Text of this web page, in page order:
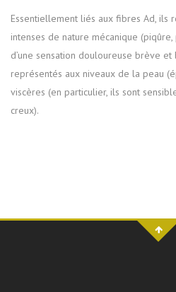
Essentiellement liés aux fibres Ad, ils
intenses de nature mécanique
d’une sensation douloureuse brève
représentés aux niveaux de la peau
viscères (en particulier, ils sont
creux).